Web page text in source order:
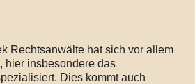
Rechtsanwälte hat sich vor allem
, hier insbesondere das
Dies kommt auch